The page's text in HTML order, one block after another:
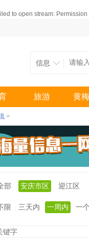
to open stream:
信息
旅游 黄
>
部 安庆市区 迎江区
限 三天内 一周内 一